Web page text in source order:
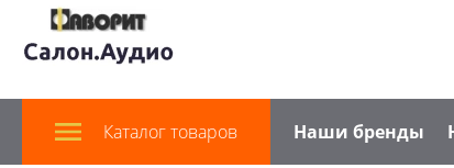
Каталог товаров Наши бренды